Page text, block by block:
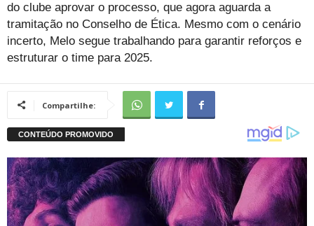
do clube aprovar o processo, que agora aguarda a
tramitação no Conselho de Ética. Mesmo com o cenário
incerto, Melo segue trabalhando para garantir reforços e
estruturar o time para 2025.
Compartilhe: